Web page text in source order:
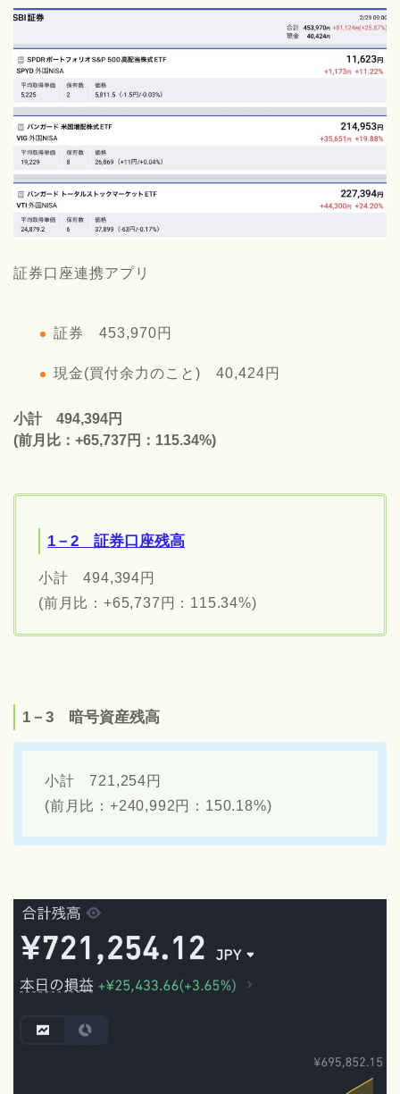
証券口座連携アプリ
証券 453,970円
現金(買付余力のこと) 40,424円
小計 494,394円
(前月比：+65,737円：115.34%)
1－2 証券口座残高
小計 494,394円
(前月比：+65,737円：115.34%)
1－3 暗号資産残高
小計 721,254円
(前月比：+240,992円：150.18%)